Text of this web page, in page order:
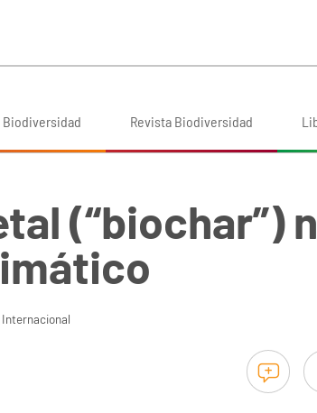
Biodiversidad Revista Biodiversidad
(“biochar”)
Internacional